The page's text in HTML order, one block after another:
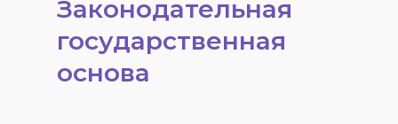
Законодательная
государственная
основа